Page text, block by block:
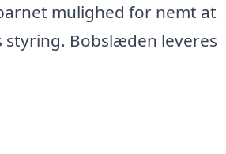
mulighed for nemt at
Bobslæden leveres